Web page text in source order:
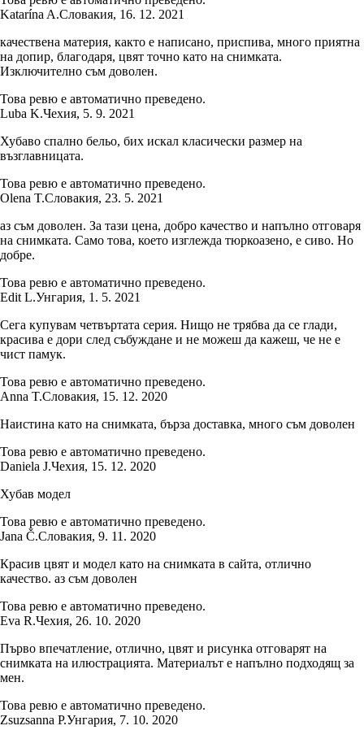
Katarína A.Словакия, 16. 12. 2021
качествена материя, както е написано, приспива, много приятна
на допир, благодаря, цвят точно като на снимката.
Изключително съм доволен.
Това ревю е автоматично преведено.
Luba K.Чехия, 5. 9. 2021
Хубаво спално бельо, бих искал класически размер на
възглавницата.
Това ревю е автоматично преведено.
Olena T.Словакия, 23. 5. 2021
аз съм доволен. За тази цена, добро качество и напълно отговаря
на снимката. Само това, което изглежда тюркоазено, е сиво. Но
добре.
Това ревю е автоматично преведено.
Edit L.Унгария, 1. 5. 2021
Сега купувам четвъртата серия. Нищо не трябва да се глади,
красива е дори след събуждане и не можеш да кажеш, че не е
чист памук.
Това ревю е автоматично преведено.
Anna T.Словакия, 15. 12. 2020
Наистина като на снимката, бърза доставка, много съм доволен
Това ревю е автоматично преведено.
Daniela J.Чехия, 15. 12. 2020
Хубав модел
Това ревю е автоматично преведено.
Jana Č.Словакия, 9. 11. 2020
Красив цвят и модел като на снимката в сайта, отлично
качество. аз съм доволен
Това ревю е автоматично преведено.
Eva R.Чехия, 26. 10. 2020
Първо впечатление, отлично, цвят и рисунка отговарят на
снимката на илюстрацията. Материалът е напълно подходящ за
мен.
Това ревю е автоматично преведено.
Zsuzsanna P.Унгария, 7. 10. 2020